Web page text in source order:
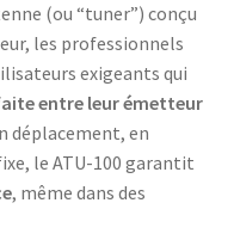
(ou “tuner”) conçu
les professionnels
exigeants qui
entre leur émetteur
déplacement, en
le ATU-100 garantit
, même dans des